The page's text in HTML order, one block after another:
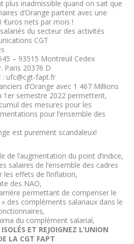
plus inadmissible quand on sait que
d’Orange partent avec une
€uros nets par mois !
du secteur des activités
CGT
– 93515 Montreuil Cedex
Paris 20376 D
ufc@cgt-fapt.fr
d’Orange avec 1 467 Millions
1er semestre 2022 permettent,
des mesures pour les
pour l’ensemble des
est purement scandaleux!
de l’augmentation du point d’indice,
salaires de l’ensemble des cadres
les effets de l’inflation,
des NAO,
permettant de compenser le
des compléments salariaux dans le
du complément salarial,
ET REJOIGNEZ L’UNION
LA CGT FAPT